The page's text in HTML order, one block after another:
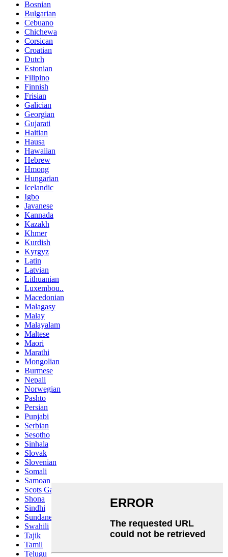
Bosnian
Bulgarian
Cebuano
Chichewa
Corsican
Croatian
Dutch
Estonian
Filipino
Finnish
Frisian
Galician
Georgian
Gujarati
Haitian
Hausa
Hawaiian
Hebrew
Hmong
Hungarian
Icelandic
Igbo
Javanese
Kannada
Kazakh
Khmer
Kurdish
Kyrgyz
Latin
Latvian
Lithuanian
Luxembou..
Macedonian
Malagasy
Malay
Malayalam
Maltese
Maori
Marathi
Mongolian
Burmese
Nepali
Norwegian
Pashto
Persian
Punjabi
Serbian
Sesotho
Sinhala
Slovak
Slovenian
Somali
Samoan
Scots Gaelic
Shona
Sindhi
Sundanese
Swahili
Tajik
Tamil
Telugu